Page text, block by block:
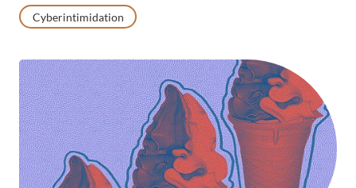
Cyberintimidation